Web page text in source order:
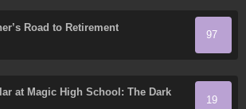
Road to Retirement
97
at Magic High School: The Dark
Night's Veil
19